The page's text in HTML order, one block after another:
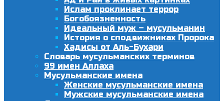
Ислам проклинает террор
Богобоязненность
Идеальный муж – мусульманин
История о сподвижниках Пророка
Хадисы от Аль-Бухари
Словарь мусульманских терминов
99 имен Аллаха
Мусульманские имена
Женские мусульманские имена
Мужские мусульманские имена